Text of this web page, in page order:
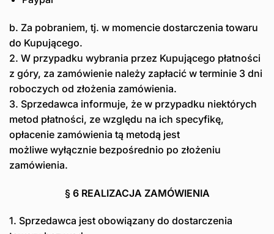
b. Za pobraniem, tj. w momencie dostarczenia towaru
do Kupującego.
2. W przypadku wybrania przez Kupującego płatności
z góry, za zamówienie należy zapłacić w terminie 3 dni
roboczych od złożenia zamówienia.
3. Sprzedawca informuje, że w przypadku niektórych
metod płatności, ze względu na ich specyfikę,
opłacenie zamówienia tą metodą jest
możliwe wyłącznie bezpośrednio po złożeniu
zamówienia.
§ 6 REALIZACJA ZAMÓWIENIA
1. Sprzedawca jest obowiązany do dostarczenia